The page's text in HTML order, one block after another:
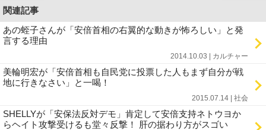
関連記事
あの蛭子さんが「安倍首相の右翼的な動きが怖ろしい」と発
言する理由
2014.10.03 | カルチャー
美輪明宏が「安倍首相も自民党に投票した人もまず自分が戦
地に行きなさい」と一喝！
2015.07.14 | 社会
SHELLYが「安保法反対デモ」肯定して安倍支持ネトウヨか
らヘイト攻撃受けるも堂々反撃！ 肝の据わり方がスゴい